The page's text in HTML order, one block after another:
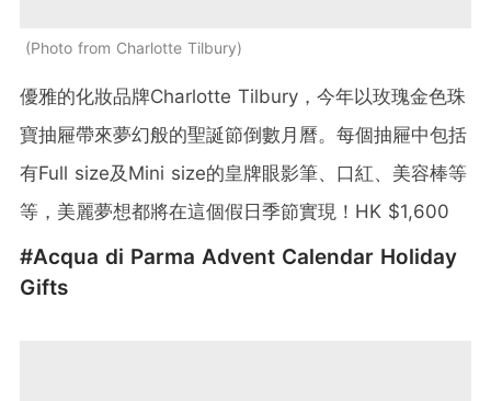
Photo from Charlotte Tilbury
優雅的化妝品牌Charlotte Tilbury，今年以玫瑰金色珠
寶抽屜帶來夢幻般的聖誕節倒數月曆。每個抽屜中包括
有Full size及Mini size的皇牌眼影筆、口紅、美容棒等
等，美麗夢想都將在這個假日季節實現！HK $1,600
#Acqua di Parma Advent Calendar Holiday
Gifts